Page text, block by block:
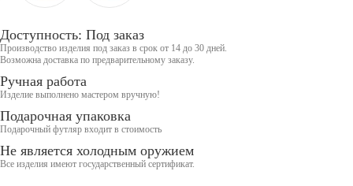
Доступность: Под заказ
Производство изделия под заказ в срок от 14 до 30 дней.
Возможна доставка по предварительному заказу.
Ручная работа
Изделие выполнено мастером вручную!
Подарочная упаковка
Подарочный футляр входит в стоимость
Не является холодным оружием
Все изделия имеют государственный сертификат.